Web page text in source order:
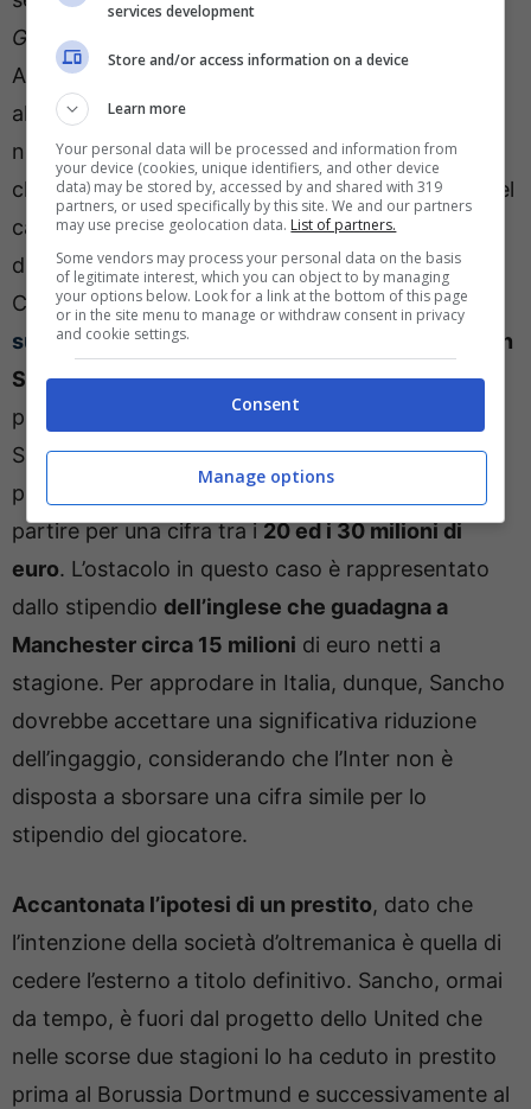
Gazzetta dello Sport
Ausilio si stanno guardando intorno a caccia di
alternative per il reparto avanzato. La dirigenza
nerazzurra, difatti, non vuole rischiare di non
chiudere un colpo per l’attacco prima della fine del
calciomercato. I profili nel mirino dell’Inter sono
diversi, tra questiChristopher Nkunkudel
Chelsea,Karim Adeyemidel Borussia Dortmund,
sul taccuino anche di Napoli e Juventus
Jadon
Sancho del Manchester United. La pista più
probabile sembra essere quella che porta a
Sancho: l’esterno offensivo non rientrerebbe nei
piani dei Red Devils che potrebbero lasciarlo
partire per una cifra tra i20 ed i 30 milioni di
euro. L’ostacolo in questo caso è rappresentato
dallo stipendio dell’inglese che guadagna a
Manchester circa 15 milioni di euro netti a
stagione. Per approdare in Italia, dunque, Sancho
dovrebbe accettare una significativa riduzione
dell’ingaggio, considerando che l’Inter non è
disposta a sborsare una cifra simile per lo
stipendio del giocatore.
Accantonata l’ipotesi di un prestito, dato che
l’intenzione della società d’oltremanica è quella di
cedere l’esterno a titolo definitivo. Sancho, ormai
da tempo, è fuori dal progetto dello United che
nelle scorse due stagioni lo ha ceduto in prestito
prima al Borussia Dortmund e successivamente al
services development
Store and/or access information on a device
Learn more
Your personal data will be processed and information from
your device (cookies, unique identifiers, and other device
data) may be stored by, accessed by and shared with 319
partners, or used specifically by this site. We and our partners
may use precise geolocation data. List of partners.
Some vendors may process your personal data on the basis
of legitimate interest, which you can object to by managing
your options below. Look for a link at the bottom of this page
or in the site menu to manage or withdraw consent in privacy
and cookie settings.
Consent
Manage options